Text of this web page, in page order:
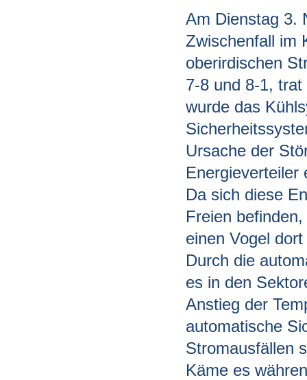
Am Dienstag 3.
Zwischenfall im
oberirdischen
7-8 und 8-1,
wurde das
Ursache der
Energieverteiler
Da sich diese
Freien
einen Vogel
Durch die
es in den
Anstieg der
automatische
Stromausfällen
Käme es